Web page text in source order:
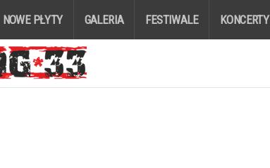
NOWE PŁYTY GALERIA FESTIWALE KONCERTY